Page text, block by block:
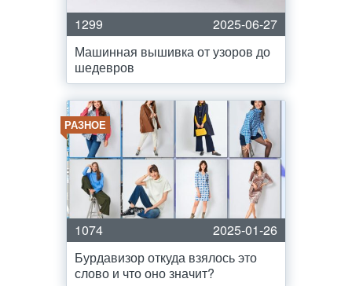
1299
2025-06-27
Машинная вышивка от узоров до
шедевров
РАЗНОЕ
1074
2025-01-26
Бурдавизор откуда взялось это
слово и что оно значит?